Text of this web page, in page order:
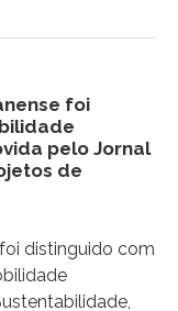
foi
pelo Jornal
de
distinguido com